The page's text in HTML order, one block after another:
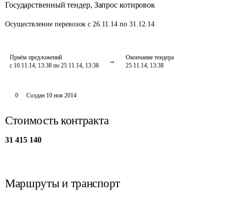
Государственный тендер, Запрос котировок
Осуществление перевозок с 26.11.14 по 31.12.14
Приём предложений
с 10.11.14, 13:38 по 25.11.14, 13:38
Окончание тендера
25.11.14, 13:38
0 Создан 10 ноя 2014
Стоимость контракта
31 415 140
Маршруты и транспорт